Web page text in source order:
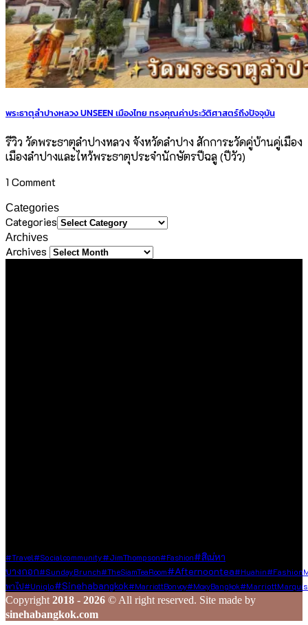
พระธาตุลำปางหลวง UNSEEN เมืองไทย ทรงคุณค่าประวัติศาสตร์ถึงปัจจุบัน
รีวิว วัดพระธาตุลำปางหลวง จังหวัดลำปาง สักการะวัดคู่บ้านคู่เมือง
เมืองลำปางและไหว้พระธาตุประจำนักษัตรปีฉลู (ปีวัว)
1 Comment
Categories
Categories
Archives
Archives
#Travel#socialcommunity#JimThompson#fashion#สิเน่หา
บางกอก#SundayBrunch#TheSiamTeaRoom#afternoontea#Huahin
พาไป#Uniqlo#sinehabangkok#MarriottBonvoy#MoxyBangkok#MarriottMarquis
Copyright 2018 - 2026 © All right reserved. Site made by
sinehabangkok.com